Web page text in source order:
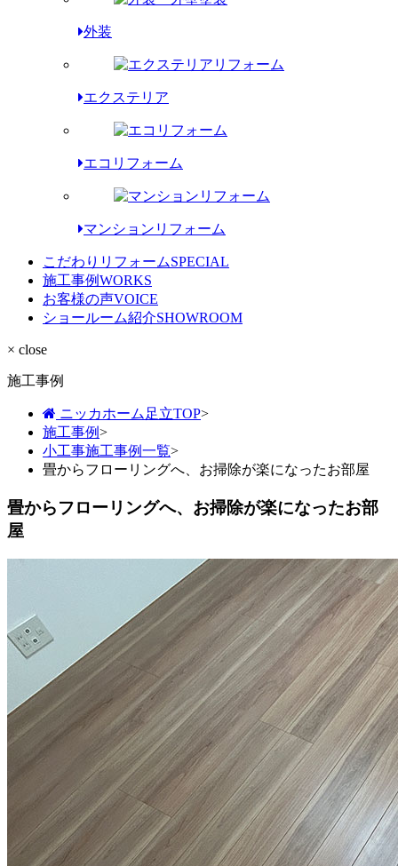
外装
エクステリア
エコリフォーム
マンションリフォーム
こだわりリフォームSPECIAL
施工事例WORKS
お客様の声VOICE
ショールーム紹介SHOWROOM
× close
施工事例
ニッカホーム足立TOP>
施工事例>
小工事施工事例一覧>
畳からフローリングへ、お掃除が楽になったお部屋
畳からフローリングへ、お掃除が楽になったお部
屋